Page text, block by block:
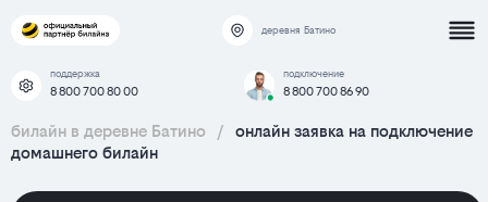
деревня Батино
поддержка
8 800 700 80 00
подключение
8 800 700 86 90
билайн в деревне Батино /
онлайн заявка на подключение
домашнего билайн